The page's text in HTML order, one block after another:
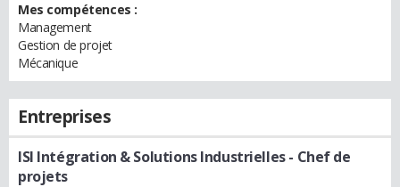
Mes compétences :
Management
Gestion de projet
Mécanique
Entreprises
ISI Intégration & Solutions Industrielles- Chef de
projets